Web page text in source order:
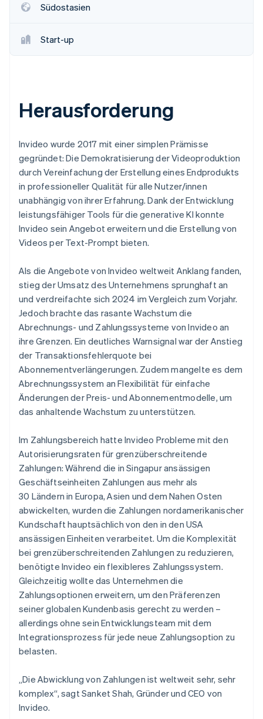
Südostasien
Start-up
Herausforderung
Invideo wurde 2017 mit einer simplen Prämisse
gegründet: Die Demokratisierung der Videoproduktion
durch Vereinfachung der Erstellung eines Endprodukts
in professioneller Qualität für alle Nutzer/innen
unabhängig von ihrer Erfahrung. Dank der Entwicklung
leistungsfähiger Tools für die generative KI konnte
Invideo sein Angebot erweitern und die Erstellung von
Videos per Text-Prompt bieten.
Als die Angebote von Invideo weltweit Anklang fanden,
stieg der Umsatz des Unternehmens sprunghaft an
und verdreifachte sich 2024 im Vergleich zum Vorjahr.
Jedoch brachte das rasante Wachstum die
Abrechnungs- und Zahlungssysteme von Invideo an
ihre Grenzen. Ein deutliches Warnsignal war der Anstieg
der Transaktionsfehlerquote bei
Abonnementverlängerungen. Zudem mangelte es dem
Abrechnungssystem an Flexibilität für einfache
Änderungen der Preis- und Abonnementmodelle, um
das anhaltende Wachstum zu unterstützen.
Im Zahlungsbereich hatte Invideo Probleme mit den
Autorisierungsraten für grenzüberschreitende
Zahlungen: Während die in Singapur ansässigen
Geschäftseinheiten Zahlungen aus mehr als
30 Ländern in Europa, Asien und dem Nahen Osten
abwickelten, wurden die Zahlungen nordamerikanischer
Kundschaft hauptsächlich von den in den USA
ansässigen Einheiten verarbeitet. Um die Komplexität
bei grenzüberschreitenden Zahlungen zu reduzieren,
benötigte Invideo ein flexibleres Zahlungssystem.
Gleichzeitig wollte das Unternehmen die
Zahlungsoptionen erweitern, um den Präferenzen
seiner globalen Kundenbasis gerecht zu werden –
allerdings ohne sein Entwicklungsteam mit dem
Integrationsprozess für jede neue Zahlungsoption zu
belasten.
„Die Abwicklung von Zahlungen ist weltweit sehr, sehr
komplex“, sagt Sanket Shah, Gründer und CEO von
Invideo.